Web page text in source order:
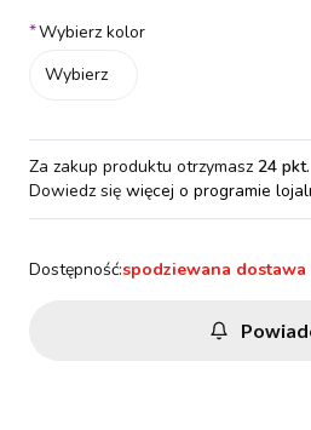
*Wybierz kolor
Wybierz
Za zakup produktu otrzymasz 24 pkt.
Dowiedz się więcej o programie
Dostępność:spodziewana dostawa